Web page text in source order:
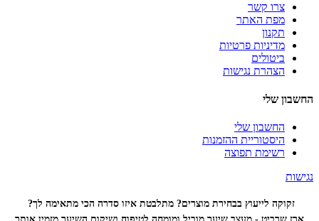
צרו קשר
מפת האתר
תקנון
מדיניות פרטיות
ביטולים
הצהרת נגישות
החשבון שלי
החשבון שלי
היסטוריית ההזמנות
רשימת תפוצה
נגישות
זקוקה לייעוץ בבחירת מוצרים? מתלבטת איזו סדרה הכימתאימה לך?